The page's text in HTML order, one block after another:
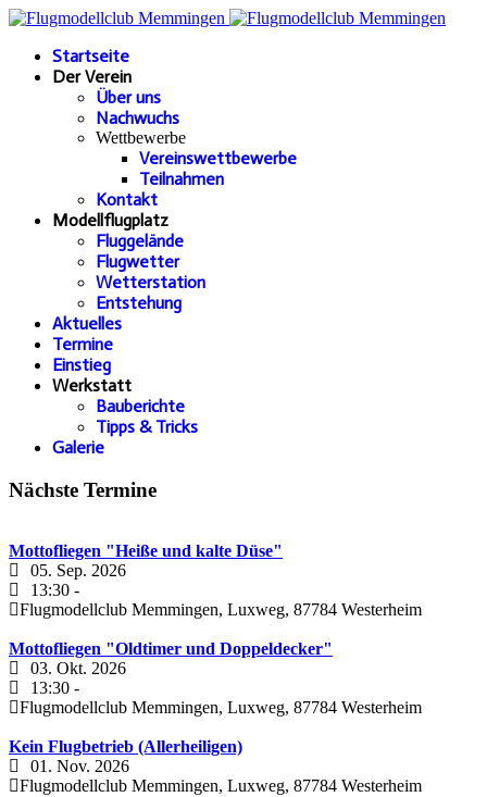
Startseite
Der Verein
Über uns
Nachwuchs
Wettbewerbe
Vereinswettbewerbe
Teilnahmen
Kontakt
Modellflugplatz
Fluggelände
Flugwetter
Wetterstation
Entstehung
Aktuelles
Termine
Einstieg
Werkstatt
Bauberichte
Tipps & Tricks
Galerie
Nächste Termine
Mottofliegen "Heiße und kalte Düse"
05. Sep. 2026
13:30 -
Flugmodellclub Memmingen, Luxweg, 87784 Westerheim
Mottofliegen "Oldtimer und Doppeldecker"
03. Okt. 2026
13:30 -
Flugmodellclub Memmingen, Luxweg, 87784 Westerheim
Kein Flugbetrieb (Allerheiligen)
01. Nov. 2026
Flugmodellclub Memmingen, Luxweg, 87784 Westerheim